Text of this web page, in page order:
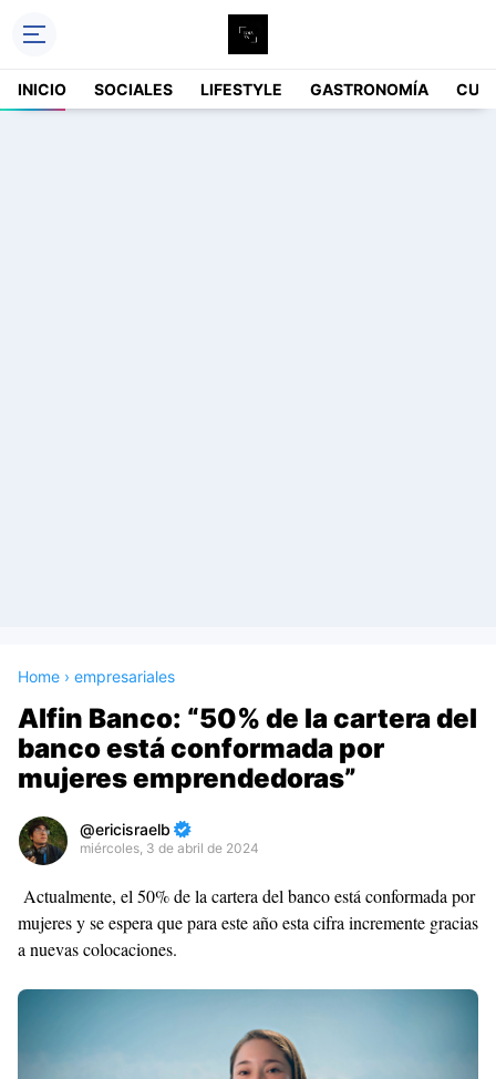
INICIO SOCIALES LIFESTYLE GASTRONOMÍA
Home › empresariales
Alfin Banco: “50% de la cartera del
banco está conformada por
mujeres emprendedoras”
ericisraelb
miércoles, 3 de abril de 2024
Premium
By
Raushan
Design
Actualmente, el 50% de la cartera del banco está conformada por
mujeres y se espera que para este año esta cifra incremente gracias
a nuevas colocaciones.